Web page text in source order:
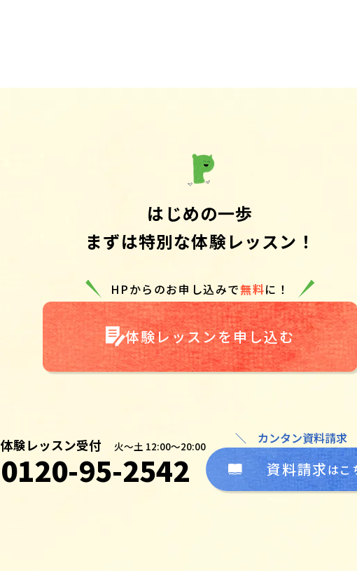
はじめの一歩
まずは特別な体験レッスン！
HPからのお申し込みで無料に！
体験レッスンを申し込む
体験レッスン受付 火～土 12:00～20:00
0120-95-2542
＼ カンタン資料請求
資料請求はこ